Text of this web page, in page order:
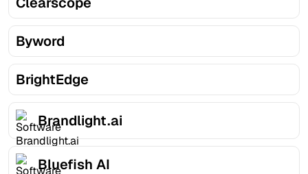
Byword
BrightEdge
Brandlight.ai
Bluefish AI